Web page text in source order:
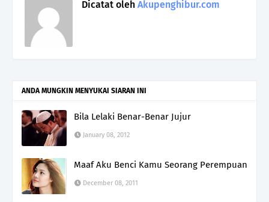
Dicatat oleh Akupenghibur.com
ANDA MUNGKIN MENYUKAI SIARAN INI
Bila Lelaki Benar-Benar Jujur
January 08, 2012
Maaf Aku Benci Kamu Seorang Perempuan
December 08, 2011